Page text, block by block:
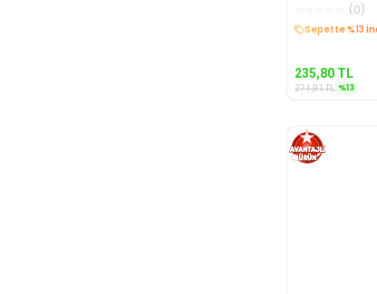
(0)
Kargo Bedava
235,80 TL
271,91TL %13